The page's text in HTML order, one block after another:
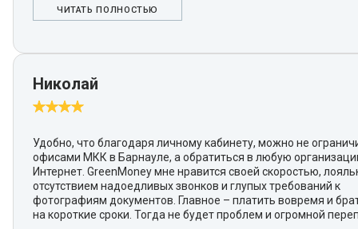
ЧИТАТЬ ПОЛНОСТЬЮ
Николай
Удобно, что благодаря личному кабинету, можно не
офисами МКК в Барнауле, а обратиться в любую
Интернет. GreenMoney мне нравится своей скоростью,
отсутствием надоедливых звонков и глупых требований к
фотографиям документов. Главное – платить вовремя и
на короткие сроки. Тогда не будет проблем и огромной